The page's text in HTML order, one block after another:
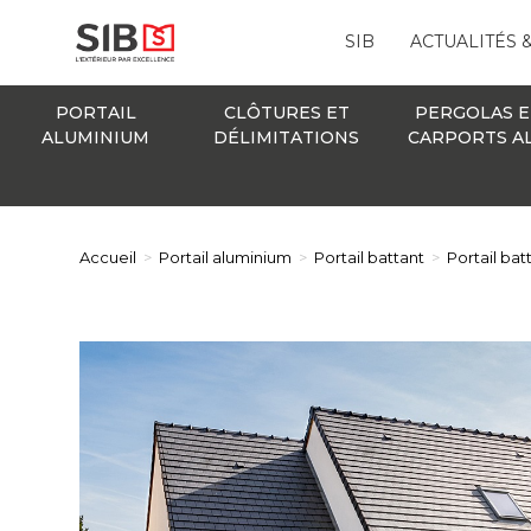
SIB ACTUALITÉS
PORTAIL
ALUMINIUM
CLÔTURES ET
DÉLIMITATIONS
PERGOLAS
CARPORTS
Accueil > Portail aluminium > Portail battant > Portail